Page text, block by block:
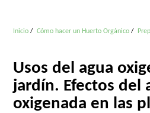
Inicio Cómo hacer un Huerto Orgánico
Usos del agua
jardín. Efectos del
oxigenada en las